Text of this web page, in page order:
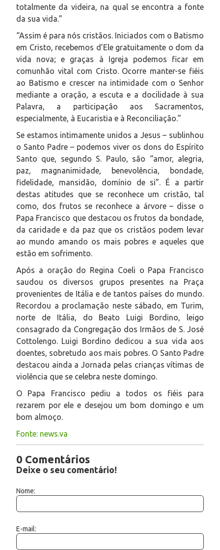
totalmente da videira, na qual se encontra a fonte
da sua vida.”
“Assim é para nós cristãos. Iniciados com o Batismo
em Cristo, recebemos d’Ele gratuitamente o dom da
vida nova; e graças à Igreja podemos ficar em
comunhão vital com Cristo. Ocorre manter-se fiéis
ao Batismo e crescer na intimidade com o Senhor
mediante a oração, a escuta e a docilidade à sua
Palavra, a participação aos Sacramentos,
especialmente, à Eucaristia e à Reconciliação.”
Se estamos intimamente unidos a Jesus – sublinhou
o Santo Padre – podemos viver os dons do Espírito
Santo que, segundo S. Paulo, são “amor, alegria,
paz, magnanimidade, benevolência, bondade,
fidelidade, mansidão, domínio de si”. É a partir
destas atitudes que se reconhece um cristão, tal
como, dos frutos se reconhece a árvore – disse o
Papa Francisco que destacou os frutos da bondade,
da caridade e da paz que os cristãos podem levar
ao mundo amando os mais pobres e aqueles que
estão em sofrimento.
Após a oração do Regina Coeli o Papa Francisco
saudou os diversos grupos presentes na Praça
provenientes de Itália e de tantos países do mundo.
Recordou a proclamação neste sábado, em Turim,
norte de Itália, do Beato Luigi Bordino, leigo
consagrado da Congregação dos Irmãos de S. José
Cottolengo. Luigi Bordino dedicou a sua vida aos
doentes, sobretudo aos mais pobres. O Santo Padre
destacou ainda a Jornada pelas crianças vítimas de
violência que se celebra neste domingo.
O Papa Francisco pediu a todos os fiéis para
rezarem por ele e desejou um bom domingo e um
bom almoço.
Fonte: news.va
0 Comentários
Deixe o seu comentário!
Nome:
E-mail: